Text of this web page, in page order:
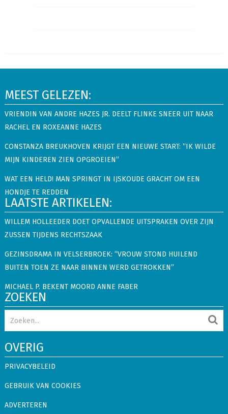
MEEST GELEZEN:
VRIENDIN VAN ANDRE HAZES JR. DEELT FLINKE SNEER UIT NAAR
RACHEL EN ROXEANNE HAZES
CONSTANZA BREUKHOVEN KRIJGT EEN NIEUWE START: “IK WILDE
MIJN KINDEREN ZIEN OPGROEIEN”
WAT EEN HELD! MAN SPRINGT IN IJSKOUDE GRACHT OM EEN
HONDJE TE REDDEN
LAATSTE ARTIKELEN:
WILLEM HOLLEEDER DOET OPVALLENDE UITSPRAKEN OVER ZIJN
ZUSSEN TIJDENS RECHTSZAAK
GEZINSDRAMA IN VELSERBROEK: “VROUW STOND HUILEND
BUITEN TOEN ZE NAAR BINNEN WERD GETROKKEN”
MICHAEL P. BEKENT MOORD ANNE FABER
ZOEKEN
OVERIG
PRIVACYBELEID
GEBRUIK VAN COOKIES
ADVERTEREN